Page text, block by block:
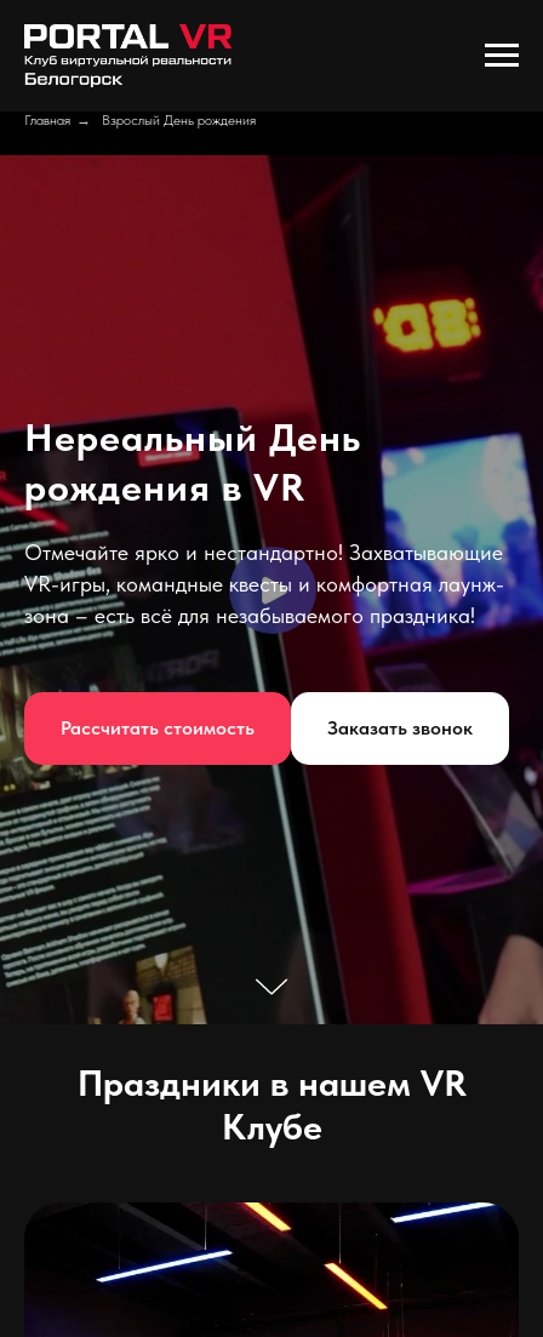
Главная → Взрослый День рождения
Нереальный День
рождения в VR
Отмечайте ярко и нестандартно! Захватывающие
VR-игры, командные квесты и комфортная лаунж-
зона – есть всё для незабываемого праздника!
Рассчитать стоимость Заказать звонок
Праздники в нашем VR
Клубе